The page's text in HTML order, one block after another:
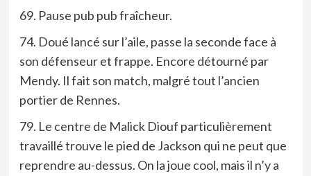
69. Pause pub pub fraîcheur.
74. Doué lancé sur l’aile, passe la seconde face à
son défenseur et frappe. Encore détourné par
Mendy. Il fait son match, malgré tout l’ancien
portier de Rennes.
79. Le centre de Malick Diouf particulièrement
travaillé trouve le pied de Jackson qui ne peut que
reprendre au-dessus. On la joue cool, mais il n’y a